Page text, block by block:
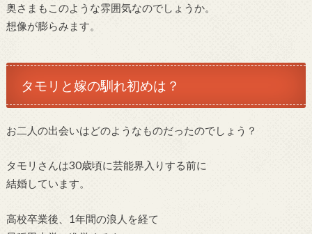
奥さまもこのような雰囲気なのでしょうか。
想像が膨らみます。
タモリと嫁の馴れ初めは？
お二人の出会いはどのようなものだったのでしょう？
タモリさんは30歳頃に芸能界入りする前に
結婚しています。
高校卒業後、1年間の浪人を経て